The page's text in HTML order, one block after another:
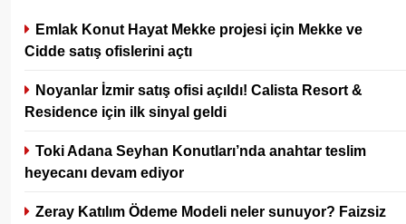
Emlak Konut Hayat Mekke projesi için Mekke ve
Cidde satış ofislerini açtı
Noyanlar İzmir satış ofisi açıldı! Calista Resort &
Residence için ilk sinyal geldi
Toki Adana Seyhan Konutları’nda anahtar teslim
heyecanı devam ediyor
Zeray Katılım Ödeme Modeli neler sunuyor? Faizsiz